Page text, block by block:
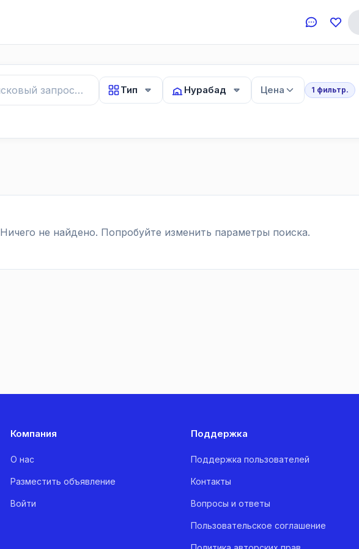
Тип Нурабад Цена 1 фильтр.
Ничего не найдено. Попробуйте изменить параметры поиска.
Компания
О нас
Разместить объявление
Войти
Поддержка
Поддержка пользователей
Контакты
Вопросы и ответы
Пользовательское соглашение